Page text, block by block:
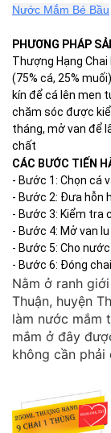
Nước Mắm Bé Bầu
PHƯƠNG PHÁP
Thượng Hạng
(75% cá, 25%
kín để cá lên men
chăm sóc được
tháng, mở van để
chất
CÁC BƯỚC TIẾN
- Bước 1: Chọn cá
- Bước 2: Đưa hỗn
- Bước 3: Kiểm tra
- Bước 4: Mở van
- Bước 5: Cho
- Bước 6: Đóng
Nằm ở ranh
Thuận, huyện
làm nước mắm
mắm ở đây
không cần phải